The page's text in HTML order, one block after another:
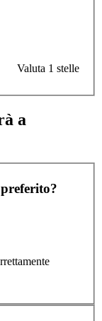
Valuta 1 stelle
a